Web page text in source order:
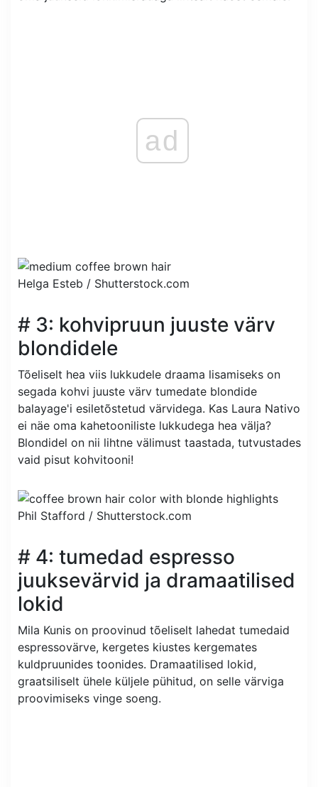
ad
Helga Esteb / Shutterstock.com
# 3: kohvipruun juuste värv
blondidele
Tõeliselt hea viis lukkudele draama lisamiseks on
segada kohvi juuste värv tumedate blondide
balayage'i esiletõstetud värvidega. Kas Laura Nativo
ei näe oma kahetooniliste lukkudega hea välja?
Blondidel on nii lihtne välimust taastada, tutvustades
vaid pisut kohvitooni!
Phil Stafford / Shutterstock.com
# 4: tumedad espresso
juuksevärvid ja dramaatilised
lokid
Mila Kunis on proovinud tõeliselt lahedat tumedaid
espressovärve, kergetes kiustes kergemates
kuldpruunides toonides. Dramaatilised lokid,
graatsiliselt ühele küljele pühitud, on selle värviga
proovimiseks vinge soeng.